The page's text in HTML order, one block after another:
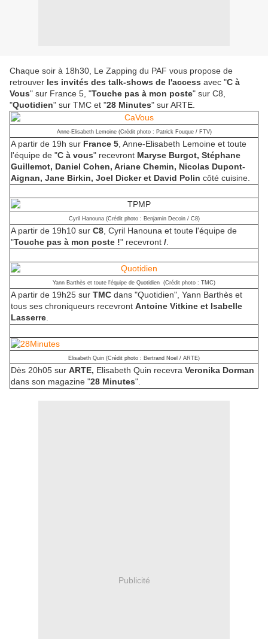
Chaque soir à 18h30, Le Zapping du PAF vous propose de
retrouver les invités des talk-shows de l'access avec "C à
Vous" sur France 5, "Touche pas à mon poste" sur C8,
"Quotidien" sur TMC et "28 Minutes" sur ARTE.
Anne-Elisabeth Lemoine (Crédit photo : Patrick Fouque / FTV)
A partir de 19h sur France 5 , Anne-Elisabeth Lemoine et toute
l'équipe de "C à vous" recevront Maryse Burgot, Stéphane
Guillemot, Daniel Cohen, Ariane Chemin, Nicolas Dupont-
Aignan, Jane Birkin, Joel Dicker et David Polin côté cuisine.
Cyril Hanouna (Crédit photo : Benjamin Decoin / C8)
A partir de 19h10 sur C8 , Cyril Hanouna et toute l'équipe de
"Touche pas à mon poste !" recevront /
Yann Barthès et toute l'équipe de Quotidien (Crédit photo : TMC)
A partir de 19h25 sur TMC dans "Quotidien", Yann Barthès et
tous ses chroniqueurs recevront Antoine Vitkine et Isabelle
Lasserre
Elisabeth Quin (Crédit photo : Bertrand Noel / ARTE)
Dès 20h05 sur ARTE, Elisabeth Quin recevra Veronika Dorman
dans son magazine "28 Minutes".
Publicité